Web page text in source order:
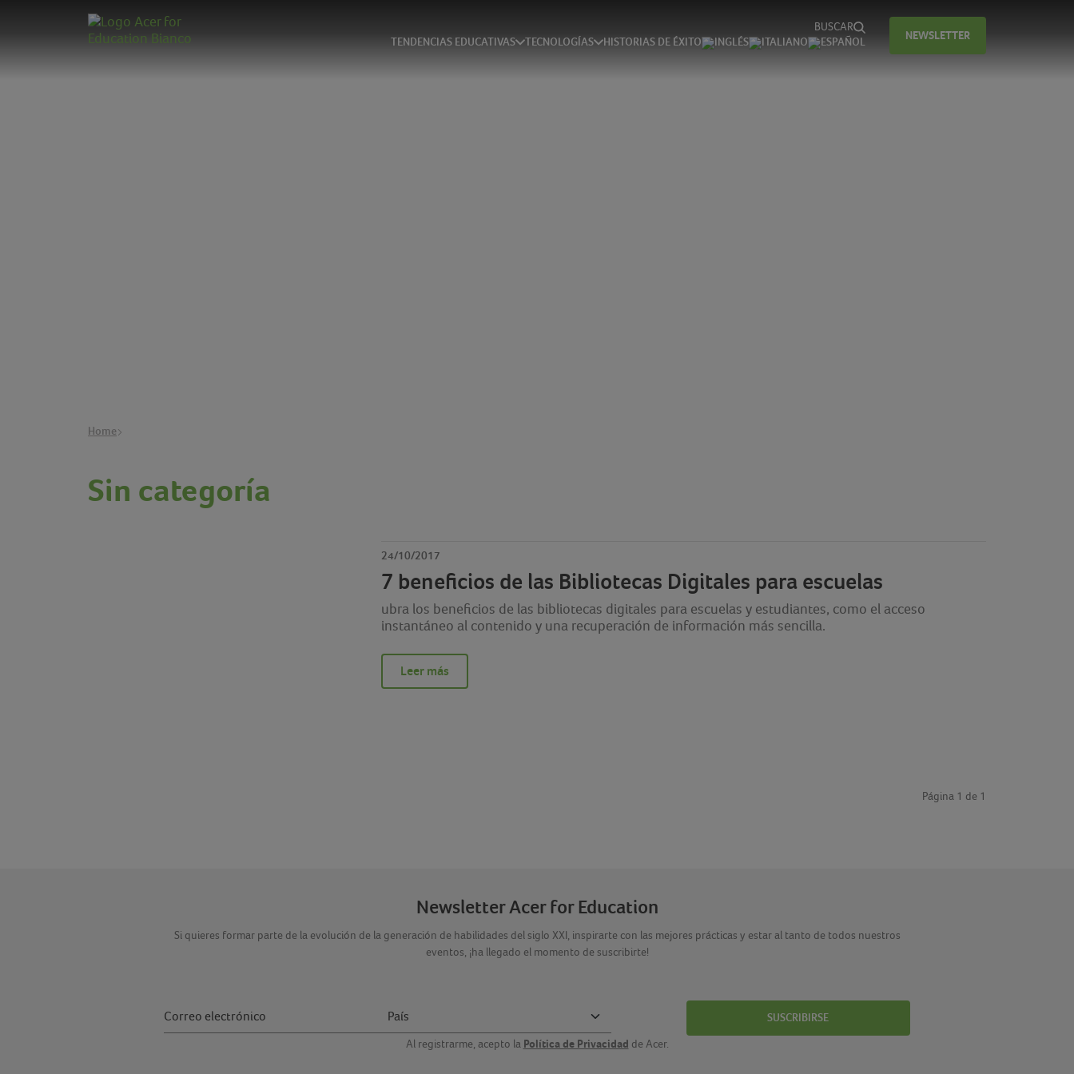
BUSCAR
TENDENCIAS EDUCATIVAS TECNOLOGÍAS HISTORIAS DE ÉXITO
NEWSLETTER
Home
Sin categoría
24/10/2017
7 beneficios de las Bibliotecas Digitales para escuelas
ubra los beneficios de las bibliotecas digitales para escuelas y estudiantes, como el acceso
instantáneo al contenido y una recuperación de información más sencilla.
Leer más
Página 1 de 1
Newsletter Acer for Education
Si quieres formar parte de la evolución de la generación de habilidades del siglo XXI, inspirarte con las mejores prácticas y estar al tanto de todos nuestros
eventos, ¡ha llegado el momento de suscribirte!
Al registrarme, acepto la Política de Privacidad de Acer.
SUSCRIBIRSE